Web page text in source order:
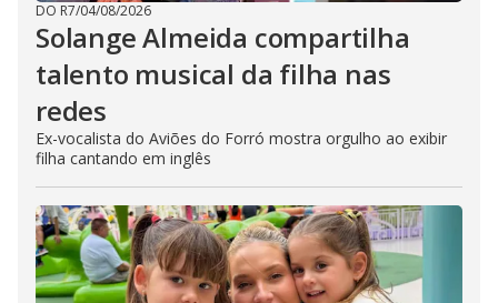
DO R7/04/08/2026
Solange Almeida compartilha
talento musical da filha nas
redes
Ex-vocalista do Aviões do Forró mostra orgulho ao exibir
filha cantando em inglês